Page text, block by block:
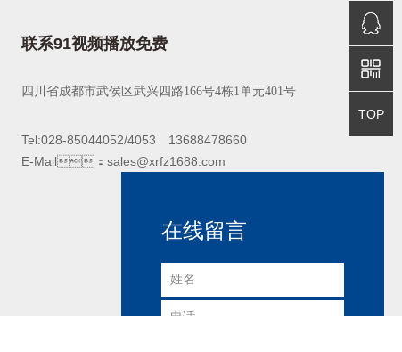
QQ咨询
TOP
返回顶部
联系91视频播放免费
四川省成都市武侯区武兴四路166号4栋1单元401号
Tel:028-85044052/4053 13688478660
E-Mail：sales@xrfz1688.com
在线留言